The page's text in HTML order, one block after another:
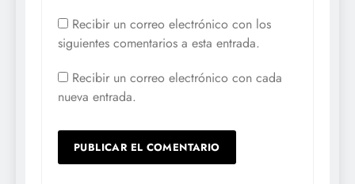
Recibir un correo electrónico con los
siguientes comentarios a esta entrada.
Recibir un correo electrónico con cada
nueva entrada.